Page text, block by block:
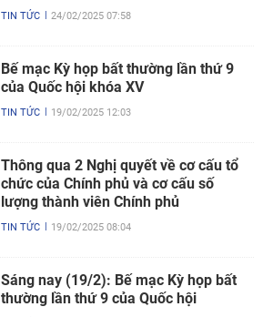
TIN TỨC 24/02/2025 07:58
Bế mạc Kỳ họp bất thường lần thứ 9
của Quốc hội khóa XV
TIN TỨC 19/02/2025 12:03
Thông qua 2 Nghị quyết về cơ cấu tổ
chức của Chính phủ và cơ cấu số
lượng thành viên Chính phủ
TIN TỨC 19/02/2025 08:04
Sáng nay (19/2): Bế mạc Kỳ họp bất
thường lần thứ 9 của Quốc hội